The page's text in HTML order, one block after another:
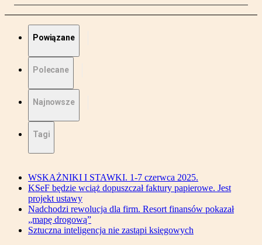
Powiązane
Polecane
Najnowsze
Tagi
WSKAŻNIKI I STAWKI. 1-7 czerwca 2025.
KSeF będzie wciąż dopuszczał faktury papierowe. Jest
projekt ustawy
Nadchodzi rewolucja dla firm. Resort finansów pokazał
„mapę drogową”
Sztuczna inteligencja nie zastąpi księgowych